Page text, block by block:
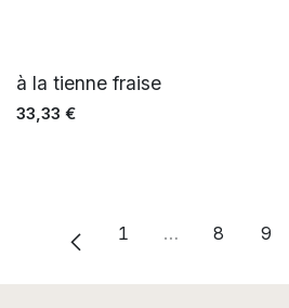
à la tienne fraise
33,33 €
1 … 8 9